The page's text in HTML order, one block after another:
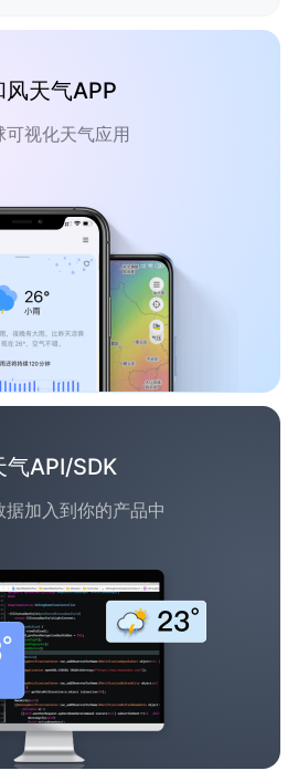
风天气APP
可视化天气应用
气API/SDK
据加入到你的产品中